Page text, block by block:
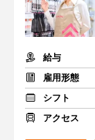
給与
雇用形態
シフト
アクセス